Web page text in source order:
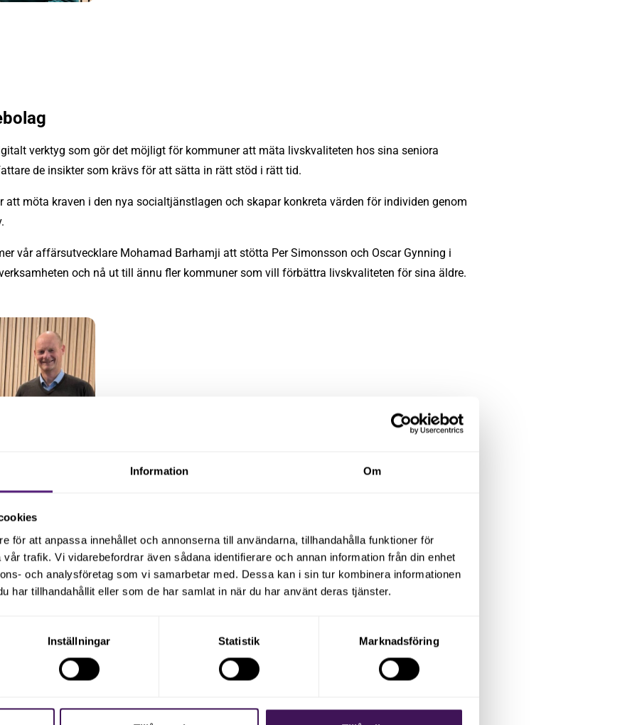
Information Om
för att anpassa innehållet och annonserna till användarna, tillhandahålla funktioner för
trafik. Vi vidarebefordrar även sådana identifierare och annan information från din enhet
och analysföretag som vi samarbetar med. Dessa kan i sin tur kombinera informationen
har tillhandahållit eller som de har samlat in när du har använt deras tjänster.
Inställningar Statistik Marknadsföring
verktyg som gör det möjligt för kommuner att mäta livskvaliteten hos sina seniora
de insikter som krävs för att sätta in rätt stöd i rätt tid.
att möta kraven i den nya socialtjänstlagen och skapar konkreta värden för individen genom
vår affärsutvecklare Mohamad Barhamji att stötta Per Simonsson och Oscar Gynning i
och nå ut till ännu fler kommuner som vill förbättra livskvaliteten för sina äldre.
av tekniska produkter för byggnation och underhåll av kraftledningar och
täcker allt från stabila stålkonstruktioner till avancerat material för ställverk.
vår affärsutvecklare Mohamad Barhamji att arbeta nära Eduardo Pérez för att tillsammans